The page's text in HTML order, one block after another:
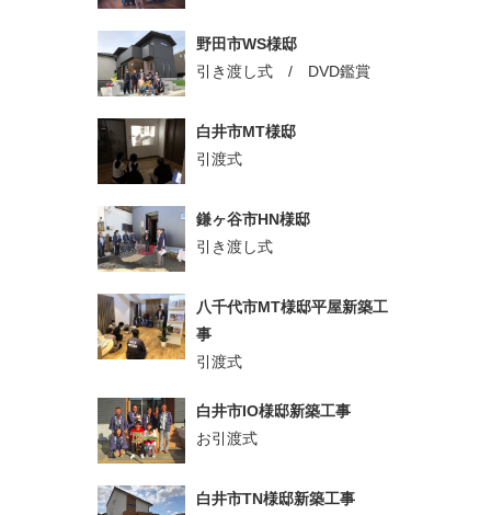
野田市WS様邸
引き渡し式 / DVD鑑賞
白井市MT様邸
引渡式
鎌ヶ谷市HN様邸
引き渡し式
八千代市MT様邸平屋新築工
事
引渡式
白井市IO様邸新築工事
お引渡式
白井市TN様邸新築工事